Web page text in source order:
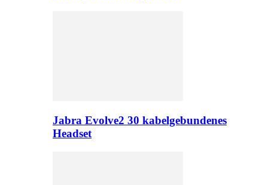
Jabra Evolve2 30 kabelgebundenes
Headset